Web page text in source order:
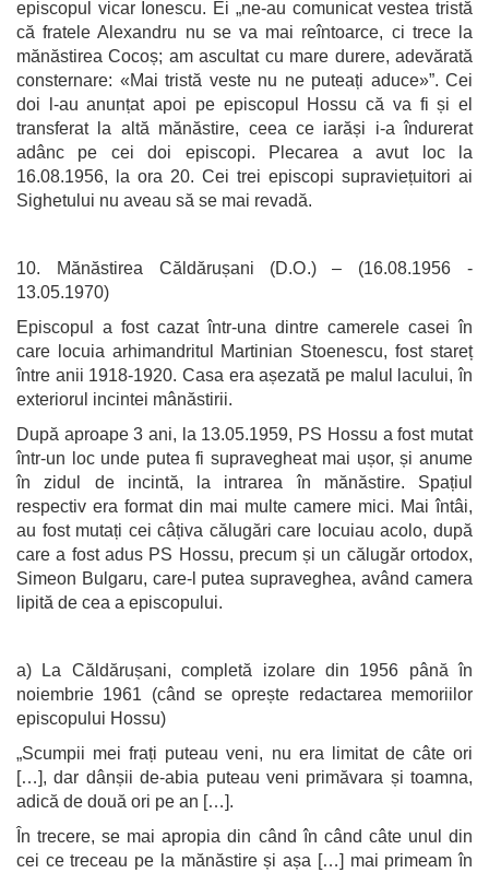
episcopul vicar Ionescu. Ei „ne-au comunicat vestea tristă
că fratele Alexandru nu se va mai reîntoarce, ci trece la
mănăstirea Cocoș; am ascultat cu mare durere, adevărată
consternare: «Mai tristă veste nu ne puteați aduce»”. Cei
doi l-au anunțat apoi pe episcopul Hossu că va fi și el
transferat la altă mănăstire, ceea ce iarăși i-a îndurerat
adânc pe cei doi episcopi. Plecarea a avut loc la
16.08.1956, la ora 20. Cei trei episcopi supraviețuitori ai
Sighetului nu aveau să se mai revadă.
10. Mănăstirea Căldărușani (D.O.) – (16.08.1956 -
13.05.1970)
Episcopul a fost cazat într-una dintre camerele casei în
care locuia arhimandritul Martinian Stoenescu, fost stareț
între anii 1918-1920. Casa era așezată pe malul lacului, în
exteriorul incintei mânăstirii.
După aproape 3 ani, la 13.05.1959, PS Hossu a fost mutat
într-un loc unde putea fi supravegheat mai ușor, și anume
în zidul de incintă, la intrarea în mănăstire. Spațiul
respectiv era format din mai multe camere mici. Mai întâi,
au fost mutați cei câțiva călugări care locuiau acolo, după
care a fost adus PS Hossu, precum și un călugăr ortodox,
Simeon Bulgaru, care-l putea supraveghea, având camera
lipită de cea a episcopului.
a) La Căldărușani, completă izolare din 1956 până în
noiembrie 1961 (când se oprește redactarea memoriilor
episcopului Hossu)
„Scumpii mei frați puteau veni, nu era limitat de câte ori
[…], dar dânșii de-abia puteau veni primăvara și toamna,
adică de două ori pe an […].
În trecere, se mai apropia din când în când câte unul din
cei ce treceau pe la mănăstire și așa […] mai primeam în